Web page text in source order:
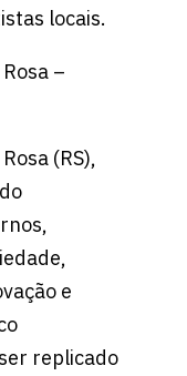
locais.
–
(RS),
e
replicado